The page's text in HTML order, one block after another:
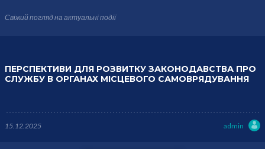
Свіжий погляд на актуальні події
ПЕРСПЕКТИВИ ДЛЯ РОЗВИТКУ ЗАКОНОДАВСТВА ПРО
СЛУЖБУ В ОРГАНАХ МІСЦЕВОГО САМОВРЯДУВАННЯ
15.12.2025 admin